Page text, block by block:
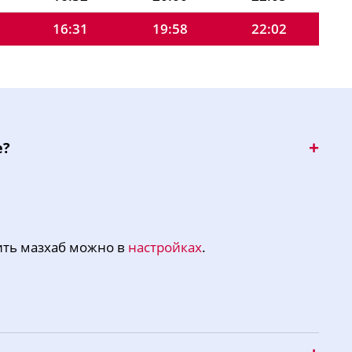
16:31 19:58
22:02
19:44
мазхаб можно в настройках.